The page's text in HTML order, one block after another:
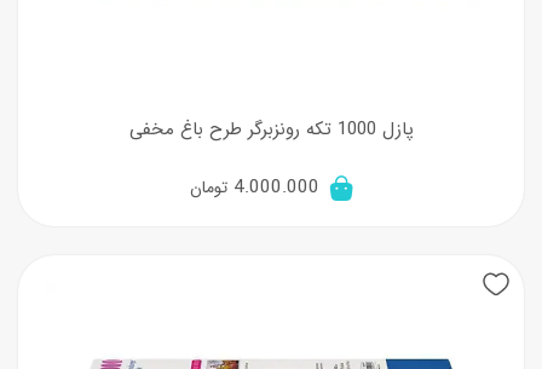
پازل 1000 تکه رونزبرگر طرح باغ مخفی
4.000.000 تومان